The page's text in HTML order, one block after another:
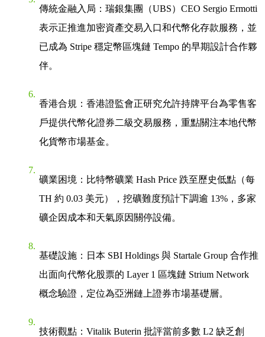
傳統金融入局 ：瑞銀集團（UBS）CEO Sergio Ermotti
表示正推進加密資產交易入口和代幣化存款服務，並
已成為 Stripe 穩定幣區塊鏈 Tempo 的早期設計合作夥
伴。
香港合規 ：香港證監會正研究允許持牌平台為零售客
戶提供代幣化證券二級交易服務，重點關注本地代幣
化貨幣市場基金。
礦業困境 ：比特幣礦業 Hash Price 跌至歷史低點（每
TH 約 0.03 美元），挖礦難度預計下調逾 13%，多家
礦企因成本和天氣原因關停設備。
基礎設施 ：日本 SBI Holdings 與 Startale Group 合作推
出面向代幣化股票的 Layer 1 區塊鏈 Strium Network
概念驗證，定位為亞洲鏈上證券市場基礎層。
技術觀點 ：Vitalik Buterin 批評當前多數 L2 缺乏創